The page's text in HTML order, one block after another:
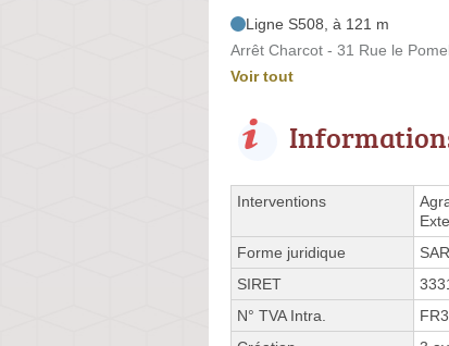
Ligne S508, à 121 m
Arrêt Charcot - 31 Rue le
Voir tout
Interventions
Forme juridique
SIRET
N° TVA Intra.